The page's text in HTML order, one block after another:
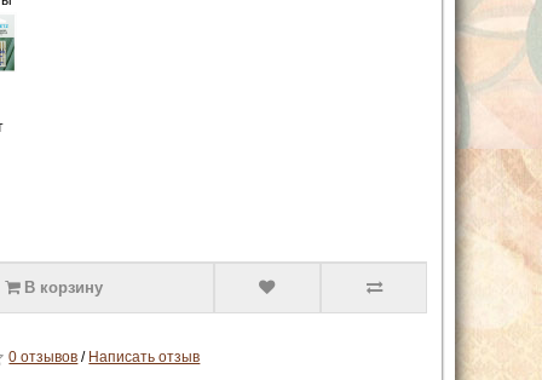
В корзину
0 отзывов / Написать отзыв